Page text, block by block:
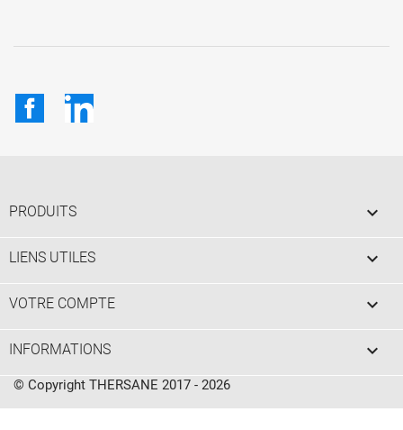
Facebook
PRODUITS 
LIENS UTILES 
VOTRE COMPTE 
INFORMATIONS keyboard_arrow_down
© Copyright THERSANE 2017 - 2026